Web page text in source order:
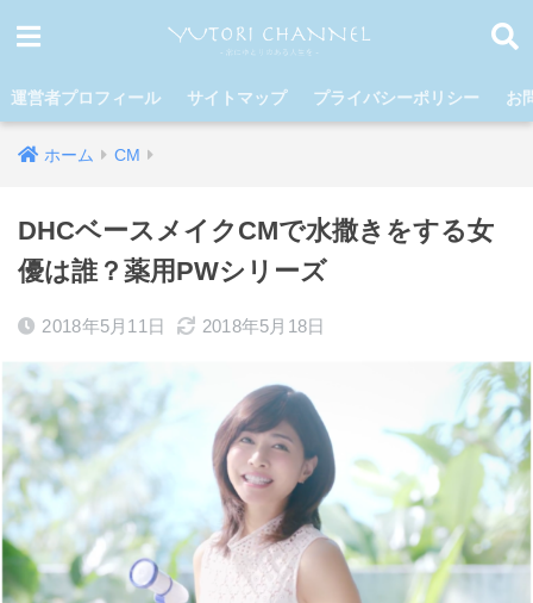
運営者プロフィール サイトマップ プライバシーポリシー お
ホーム CM
DHCベースメイクCMで水撒きをする女
優は誰？薬用PWシリーズ
2018年5月11日 2018年5月18日